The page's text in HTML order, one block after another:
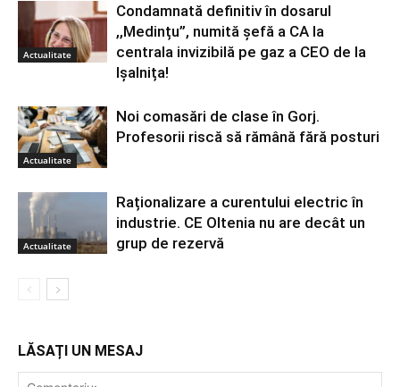
Actualitate
Condamnată definitiv în dosarul
,,Medințu”, numită șefă a CA la
centrala invizibilă pe gaz a CEO de la
Ișalnița!
Actualitate
Noi comasări de clase în Gorj.
Profesorii riscă să rămână fără posturi
Actualitate
Raționalizare a curentului electric în
industrie. CE Oltenia nu are decât un
grup de rezervă
LĂSAȚI UN MESAJ